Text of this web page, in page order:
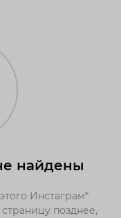
найдены
Инстаграм*
позднее,